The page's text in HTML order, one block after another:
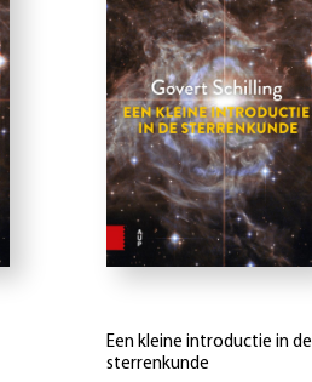
Een kleine introductie in de
sterrenkunde